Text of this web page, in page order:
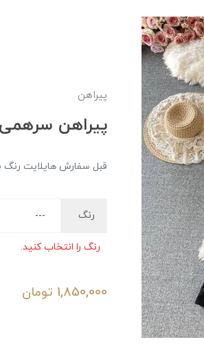
پیراهن
پیراهن سرهمی |
قبل سفارش هایلایت رنگ
رنگ
رنگ را انتخاب کنید.
1,850,000 تومان